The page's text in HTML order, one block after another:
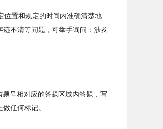
位置和规定的时间内准确清楚地
不清等问题，可举手询问；涉及
号相对应的答题区域内答题，写
任何标记。